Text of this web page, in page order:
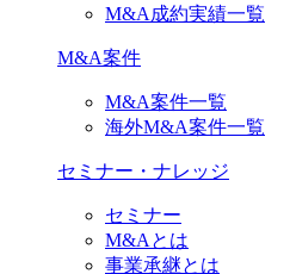
M&A成約実績一覧
M&A案件
M&A案件一覧
海外M&A案件一覧
セミナー・ナレッジ
セミナー
M&Aとは
事業承継とは